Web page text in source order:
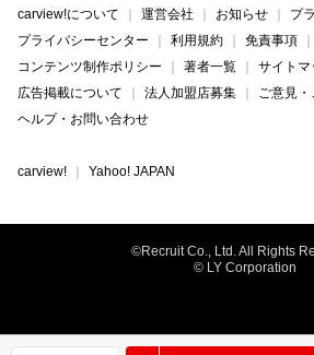
carview!について 運営会社 お知らせ
プ
プライバシーセンター
利用規約
免責事項
コンテンツ制作ポリシー
著者一覧
サイトマ
広告掲載について
法人加盟店募集
ご意見・
ヘルプ・お問い合わせ
carview! Yahoo! JAPAN
©Recruit Co., Ltd. All Rights
© LY Corporation